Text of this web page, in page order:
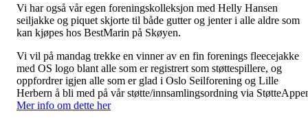
Vi har også vår egen foreningskolleksjon med Helly Hansen
seiljakke og piquet skjorte til både gutter og jenter i alle aldre som
kan kjøpes hos BestMarin på Skøyen.
Vi vil på mandag trekke en vinner av en fin forenings fleecejakke
med OS logo blant alle som er registrert som støttespillere, og
oppfordrer igjen alle som er glad i Oslo Seilforening og Lille
Herbern å bli med på vår støtte/innsamlingsordning via
Mer info om dette her